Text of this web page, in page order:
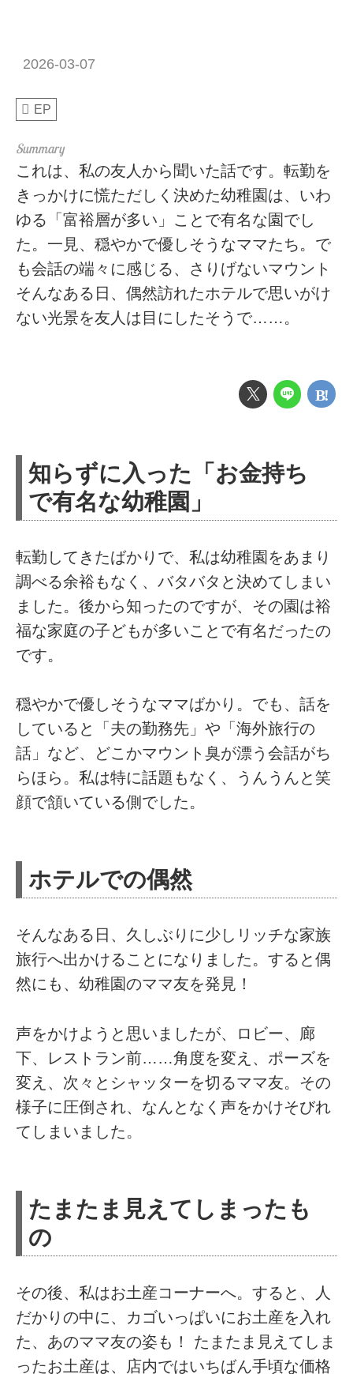
2026-03-07
EP
これは、私の友人から聞いた話です。転勤を
きっかけに慌ただしく決めた幼稚園は、いわ
ゆる「富裕層が多い」ことで有名な園でし
た。一見、穏やかで優しそうなママたち。で
も会話の端々に感じる、さりげないマウント
そんなある日、偶然訪れたホテルで思いがけ
ない光景を友人は目にしたそうで……。
知らずに入った「お金持ち
で有名な幼稚園」
転勤してきたばかりで、私は幼稚園をあまり
調べる余裕もなく、バタバタと決めてしまい
ました。後から知ったのですが、その園は裕
福な家庭の子どもが多いことで有名だったの
です。
穏やかで優しそうなママばかり。でも、話を
していると「夫の勤務先」や「海外旅行の
話」など、どこかマウント臭が漂う会話がち
らほら。私は特に話題もなく、うんうんと笑
顔で頷いている側でした。
ホテルでの偶然
そんなある日、久しぶりに少しリッチな家族
旅行へ出かけることになりました。すると偶
然にも、幼稚園のママ友を発見！
声をかけようと思いましたが、ロビー、廊
下、レストラン前……角度を変え、ポーズを
変え、次々とシャッターを切るママ友。その
様子に圧倒され、なんとなく声をかけそびれ
てしまいました。
たまたま見えてしまったも
の
その後、私はお土産コーナーへ。すると、人
だかりの中に、カゴいっぱいにお土産を入れ
た、あのママ友の姿も！ たまたま見えてしま
ったお土産は、店内ではいちばん手頃な価格